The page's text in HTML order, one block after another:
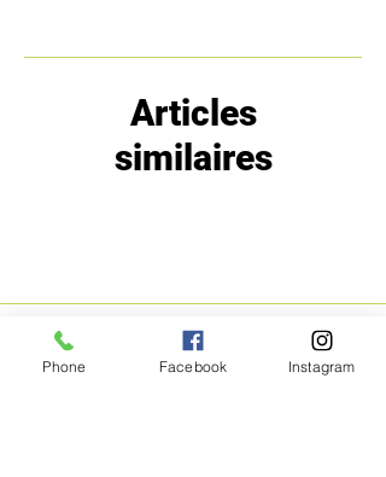
Articles
similaires
MENU POLITIQUE
Phone Facebook Instagram